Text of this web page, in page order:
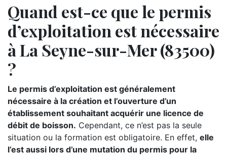
Quand est-ce que le permis
d’exploitation est nécessaire
à La Seyne-sur-Mer (83500)
?
Le permis d’exploitation est généralement
nécessaire à la création et l’ouverture d’un
établissement souhaitant acquérir une licence de
débit de boisson. Cependant, ce n’est pas la seule
situation ou la formation est obligatoire. En effet, elle
l’est aussi lors d’une mutation du permis pour la